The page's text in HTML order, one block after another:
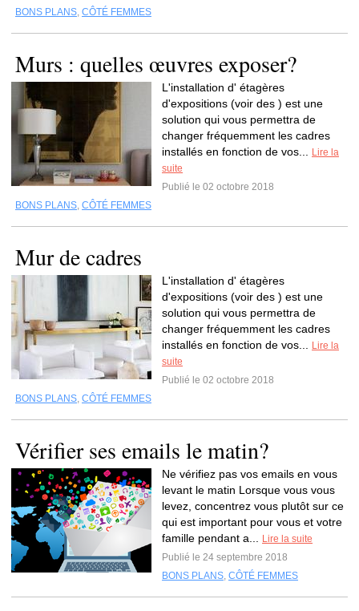
BONS PLANS, CÔTÉ FEMMES
Murs : quelles œuvres exposer?
L'installation d' étagères
d'expositions (voir des ) est une
solution qui vous permettra de
changer fréquemment les cadres
installés en fonction de vos...
Lire la
suite
Publié le 02 octobre 2018
BONS PLANS, CÔTÉ FEMMES
Mur de cadres
L'installation d' étagères
d'expositions (voir des ) est une
solution qui vous permettra de
changer fréquemment les cadres
installés en fonction de vos...
Lire la
suite
Publié le 02 octobre 2018
BONS PLANS, CÔTÉ FEMMES
Vérifier ses emails le matin?
Ne vérifiez pas vos emails en vous
levant le matin Lorsque vous vous
levez, concentrez vous plutôt sur ce
qui est important pour vous et votre
famille pendant a...
Lire la suite
Publié le 24 septembre 2018
BONS PLANS, CÔTÉ FEMMES